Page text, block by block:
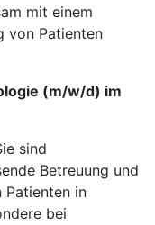
mit einem
von Patienten
(m/w/d) im
sind
Betreuung und
Patienten in
bei